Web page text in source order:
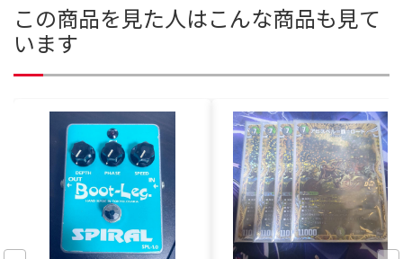
この商品を見た人はこんな商品も見て
います